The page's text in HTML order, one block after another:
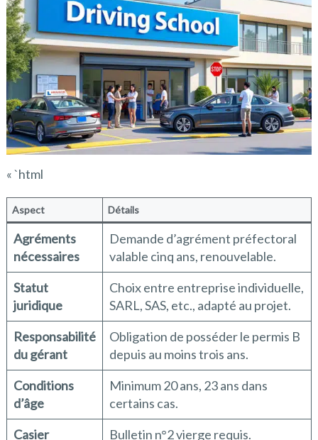
« `html
Aspect Détails
Agréments
nécessaires
Demande d’agrément préfectoral
valable cinq ans, renouvelable.
Statut
juridique
Choix entre entreprise individuelle,
SARL, SAS, etc., adapté au projet.
Responsabilité
du gérant
Obligation de posséder le permis B
depuis au moins trois ans.
Conditions
d’âge
Minimum 20 ans, 23 ans dans
certains cas.
Casier
Bulletin n°2 vierge requis.